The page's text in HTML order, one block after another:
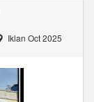
Iklan Oct 2025